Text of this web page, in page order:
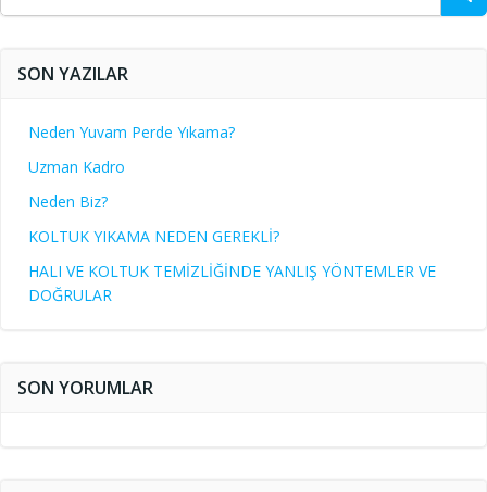
for:
SON YAZILAR
Neden Yuvam Perde Yıkama?
Uzman Kadro
Neden Biz?
KOLTUK YIKAMA NEDEN GEREKLİ?
HALI VE KOLTUK TEMİZLİĞİNDE YANLIŞ YÖNTEMLER VE
DOĞRULAR
SON YORUMLAR